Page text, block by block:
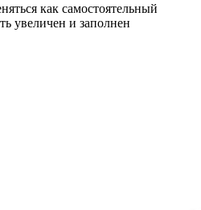
как самостоятельный
увеличен и заполнен